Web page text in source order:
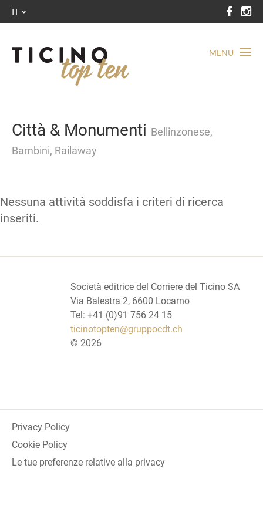
MENU
IT
Città & Monumenti Bellinzonese,
Bambini, Railaway
Nessuna attività soddisfa i criteri di ricerca
inseriti.
Società editrice del Corriere del Ticino SA
Via Balestra 2, 6600 Locarno
Tel: +41 (0)91 756 24 15
ticinotopten@gruppocdt.ch
© 2026
Privacy Policy
Cookie Policy
Le tue preferenze relative alla privacy